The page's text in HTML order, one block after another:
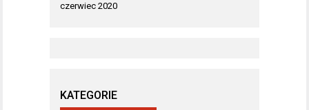
czerwiec 2020
KATEGORIE